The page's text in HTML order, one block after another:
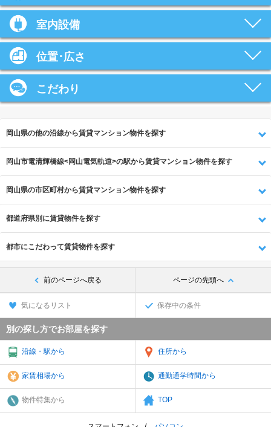
室内設備
位置･広さ
こだわり
岡山県の他の沿線から賃貸マンション物件を探す
岡山市電清輝橋線<岡山電気軌道>の駅から賃貸マンション物件を探す
岡山県の市区町村から賃貸マンション物件を探す
都道府県別に賃貸物件を探す
都市にこだわって賃貸物件を探す
前のページへ戻る ページの先頭へ
気になるリスト 保存中の条件
別の探し方でお部屋を探す
沿線・駅から 住所から
家賃相場から 通勤通学時間から
物件特集から TOP